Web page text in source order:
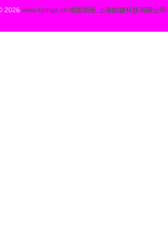
2026 www.kzmgz.cn 地面插座 上海皓婕科技有限公司